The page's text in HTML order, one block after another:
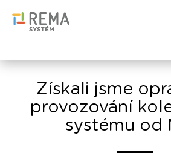
Získali jsme
provozování
systému od